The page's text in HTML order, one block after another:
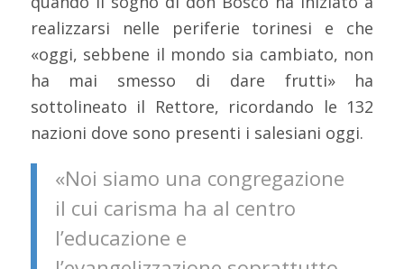
realizzarsi nelle periferie torinesi e che
«oggi, sebbene il mondo sia cambiato, non
ha mai smesso di dare frutti» ha
sottolineato il Rettore, ricordando le 132
nazioni dove sono presenti i salesiani oggi.
«Noi siamo una congregazione
il cui carisma ha al centro
l’educazione e